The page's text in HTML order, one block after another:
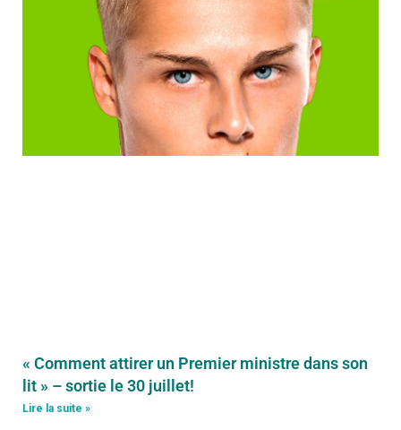
« Comment attirer un Premier ministre dans son
lit » – sortie le 30 juillet!
Lire la suite »